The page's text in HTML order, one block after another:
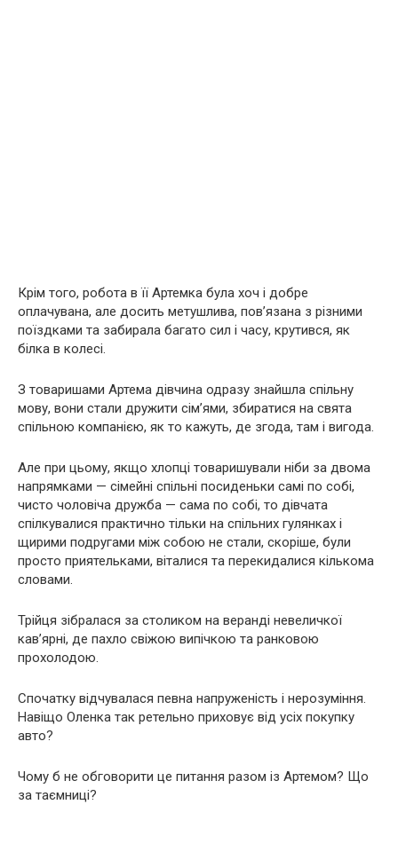
Крім того, робота в її Артемка була хоч і добре
оплачувана, але досить метушлива, пов’язана з різними
поїздками та забирала багато сил і часу, крутився, як
білка в колесі.
З товаришами Артема дівчина одразу знайшла спільну
мову, вони стали дружити сім’ями, збиратися на свята
спільною компанією, як то кажуть, де згода, там і вигода.
Але при цьому, якщо хлопці товаришували ніби за двома
напрямками — сімейні спільні посиденьки самі по собі,
чисто чоловіча дружба — сама по собі, то дівчата
спілкувалися практично тільки на спільних гулянках і
щирими подругами між собою не стали, скоріше, були
просто приятельками, віталися та перекидалися кількома
словами.
Трійця зібралася за столиком на веранді невеличкої
кав’ярні, де пахло свіжою випічкою та ранковою
прохолодою.
Спочатку відчувалася певна напруженість і нерозуміння.
Навіщо Оленка так ретельно приховує від усіх покупку
авто?
Чому б не обговорити це питання разом із Артемом? Що
за таємниці?